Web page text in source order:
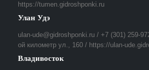
https://tumen.gidroshponki.ru
Улан Удэ
ulan-ude@gidroshponki.ru / +7 (301) 259-
ой километр ул., 160 / https://ulan-
Владивосток